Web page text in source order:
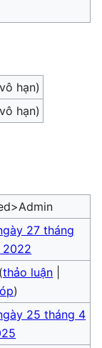
hạn)
hạn)
27 tháng
2022
(thảo luận
)
25 tháng 4